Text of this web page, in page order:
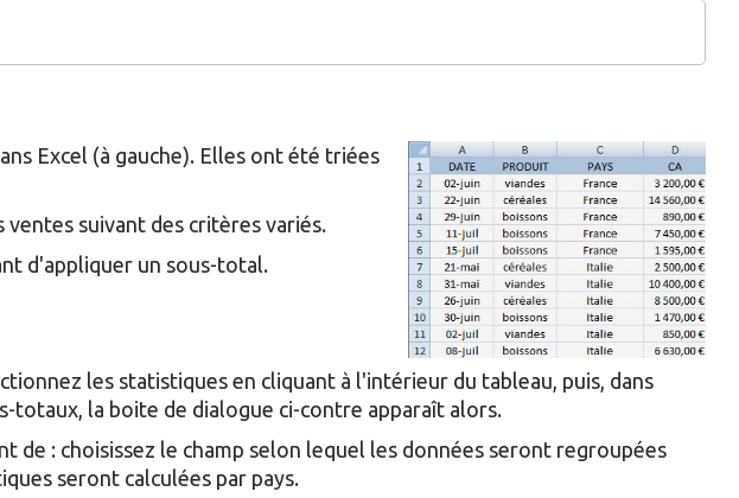
Excel (à gauche). Elles ont été triées
suivant des critères variés.
d'appliquer un sous-total.
les statistiques en cliquant à l'intérieur du tableau, puis, dans
totaux, la boite de dialogue ci-contre apparaît alors.
de : choisissez le champ selon lequel les données seront regroupées
seront calculées par pays.